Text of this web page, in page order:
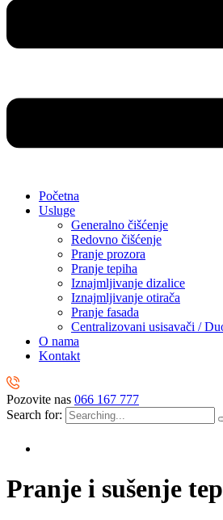
Početna
Usluge
Generalno čišćenje
Redovno čišćenje
Pranje prozora
Pranje tepiha
Iznajmljivanje dizalice
Iznajmljivanje otirača
Pranje fasada
Centralizovani usisavači /
O nama
Kontakt
Pozovite nas 066 167 777
Search for:
Pranje i sušenje